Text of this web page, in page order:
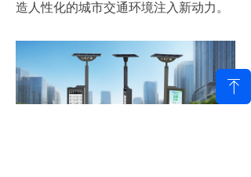
造人性化的城市交通环境注入新动力。
ꁸ